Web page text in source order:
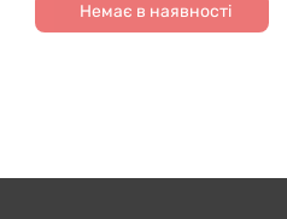
Немає в наявності